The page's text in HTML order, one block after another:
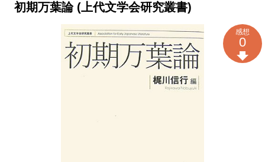
初期万葉論 (上代文学会研究叢書)
感想
0